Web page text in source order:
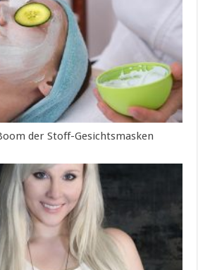
der Stoff-Gesichtsmasken